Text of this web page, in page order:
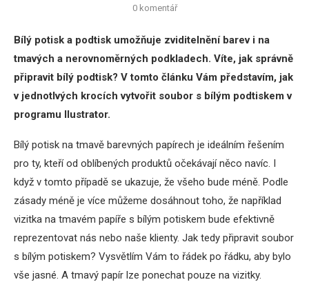
0 komentář
Bílý potisk a podtisk umožňuje zviditelnění barev i na
tmavých a nerovnoměrných podkladech. Víte, jak správně
připravit bílý podtisk? V tomto článku Vám představím, jak
v jednotlvých krocích vytvořit soubor s bílým podtiskem v
programu Ilustrator.
Bílý potisk na tmavě barevných papírech je ideálním řešením
pro ty, kteří od oblíbených produktů očekávají něco navíc. I
když v tomto případě se ukazuje, že všeho bude méně. Podle
zásady méně je více můžeme dosáhnout toho, že například
vizitka na tmavém papíře s bílým potiskem bude efektivně
reprezentovat nás nebo naše klienty. Jak tedy připravit soubor
s bílým potiskem? Vysvětlím Vám to řádek po řádku, aby bylo
vše jasné. A tmavý papír lze ponechat pouze na vizitky.